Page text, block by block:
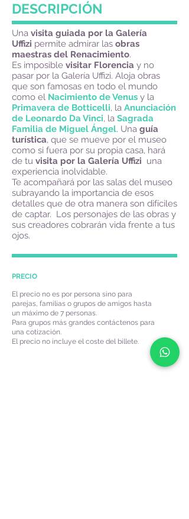
DESCRIPCIÓN
Una visita guiada por la Galería
Uffizi permite admirar las obras
maestras del Renacimiento.
Es imposible visitar Florencia y no
pasar por la Galería Uffizi. Aloja obras
que son famosas en todo el mundo
como el Nacimiento de Venus y la
Primavera de Botticelli, la Anunciación
de Leonardo Da Vinci, la Sagrada
Familia de Miguel Ángel. Una guía
turística, que se mueve por el museo
como si fuera por su propia casa, hará
de tu visita por la Galería Uffizi una
experiencia inolvidable.
Te acompañará por las salas del museo
subrayando la importancia de esos
detalles que de otra manera son difíciles
de captar. Los personajes de las obras y
sus creadores cobrarán vida frente a tus
ojos.
PRECIO
El precio no es por persona sino para
parejas, familias o grupos de amigos hasta
un máximo de 7 personas.
Para grupos más grandes contáctenos para
una cotización.
El precio no incluye el coste del billete.